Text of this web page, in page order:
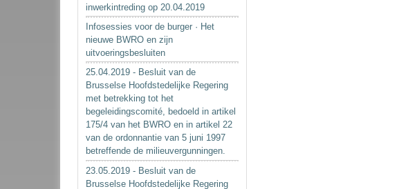
inwerkintreding op 20.04.2019
Infosessies voor de burger · Het
nieuwe BWRO en zijn
uitvoeringsbesluiten
25.04.2019 - Besluit van de
Brusselse Hoofdstedelijke Regering
met betrekking tot het
begeleidingscomité, bedoeld in artikel
175/4 van het BWRO en in artikel 22
van de ordonnantie van 5 juni 1997
betreffende de milieuvergunningen.
23.05.2019 - Besluit van de
Brusselse Hoofdstedelijke Regering